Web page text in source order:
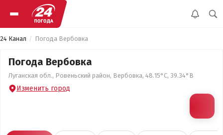
24 Канал Погода Вербовка
Погода Вербовка
Луганская обл., Ровеньский район, Вербовка, 48.15°С, 39.34°В
Изменить город